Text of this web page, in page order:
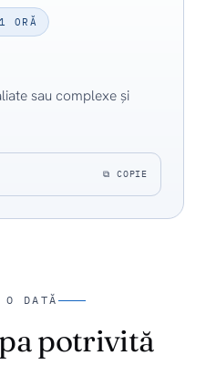
ORĂ
sau complexe și
⧉ COPIE
DATĂ
potrivită